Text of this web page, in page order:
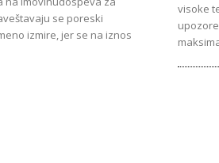
izmire, jer se na iznos
visoke